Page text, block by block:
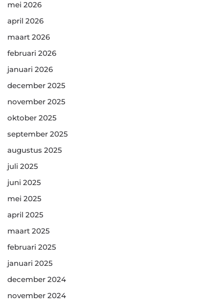
mei 2026
april 2026
maart 2026
februari 2026
januari 2026
december 2025
november 2025
oktober 2025
september 2025
augustus 2025
juli 2025
juni 2025
mei 2025
april 2025
maart 2025
februari 2025
januari 2025
december 2024
november 2024